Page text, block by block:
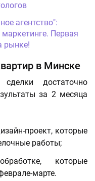
агентство":
Первая
рынке!
в Минске
достаточно
за 2 месяца
проект, которые
работы;
которые
марте.